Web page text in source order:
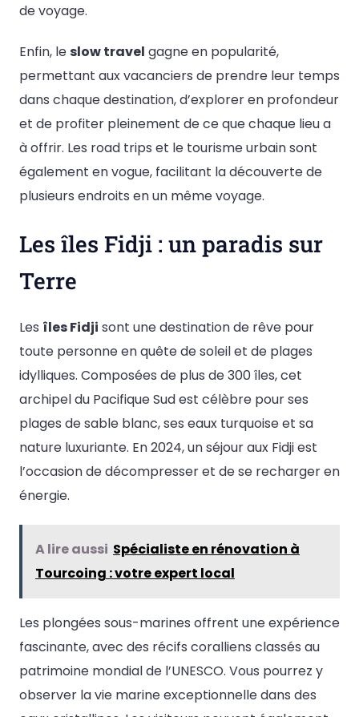
de voyage.
Enfin, le slow travel gagne en popularité,
permettant aux vacanciers de prendre leur temps
dans chaque destination, d’explorer en profondeur
et de profiter pleinement de ce que chaque lieu a
à offrir. Les road trips et le tourisme urbain sont
également en vogue, facilitant la découverte de
plusieurs endroits en un même voyage.
Les îles Fidji : un paradis sur
Terre
Les îles Fidji sont une destination de rêve pour
toute personne en quête de soleil et de plages
idylliques. Composées de plus de 300 îles, cet
archipel du Pacifique Sud est célèbre pour ses
plages de sable blanc, ses eaux turquoise et sa
nature luxuriante. En 2024, un séjour aux Fidji est
l’occasion de décompresser et de se recharger en
énergie.
A lire aussi Spécialiste en rénovation à
Tourcoing : votre expert local
Les plongées sous-marines offrent une expérience
fascinante, avec des récifs coralliens classés au
patrimoine mondial de l’UNESCO. Vous pourrez y
observer la vie marine exceptionnelle dans des